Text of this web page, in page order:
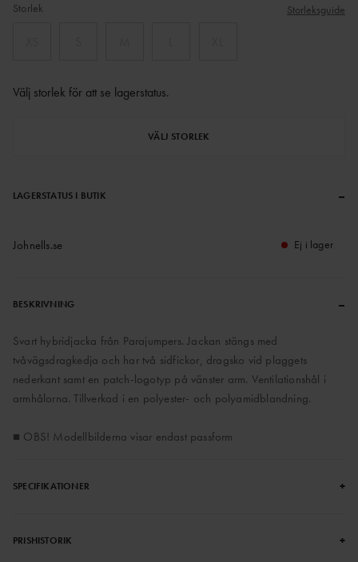
Storlek Storleksguide
Välj storlek för att se lagerstatus.
VÄLJ STORLEK
LAGERSTATUS I BUTIK –
Johnells.se Ej i lager
BESKRIVNING –
Svart hybridjacka från Parajumpers. Jackan stängs med
tvåvägsdragkedja och har två sidfickor, dragsko vid plaggets
nederkant samt en patch-logotyp på vänster arm. Ventilationshål i
armhålorna. Tillverkad i en polyester- och polyamidblandning.
■ OBS! Modellbilderna visar endast passform
SPECIFIKATIONER +
PRISHISTORIK +